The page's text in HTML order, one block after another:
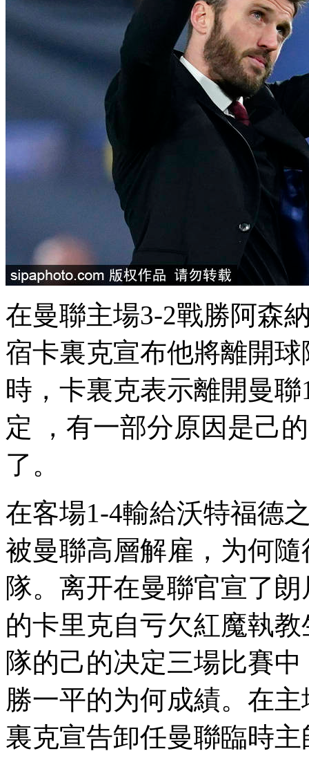
在曼聯主場3-2戰勝阿森納
宿卡裏克宣布他將離開球
時，卡裏克表示離開
定 ，有一部分原因是
了。
在客場1-4輸給沃特福德之
被曼聯高層解雇，为
隊。离开在曼聯官宣了
的卡里克自亏欠紅魔執教生
隊的己的决定三場比賽中
勝一平的为何成績 。在主
裏克宣告卸任曼聯臨時主